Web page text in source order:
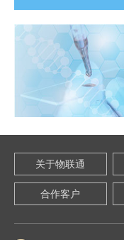
关于物联通
合作客户